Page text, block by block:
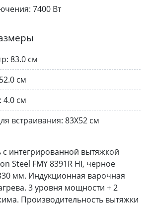
7400 Вт
83.0 см
52.0 см
4.0 см
встраивания: 83X52 см
интегрированной вытяжкой
Steel FMY 8391R HI, черное
мм. Индукционная варочная
3 уровня мощности + 2
Производительность вытяжки